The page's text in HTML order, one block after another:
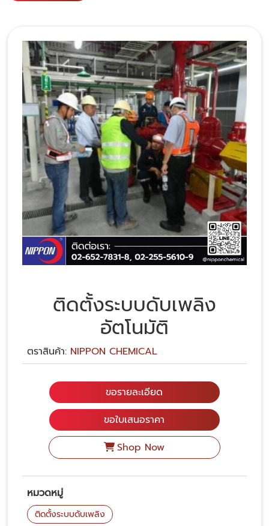
ติดตั้งระบบดับเพลิง
อัตโนมัติ
ตราสินค้า: NIPPON CHEMICAL
ขอรายละเอียด
ขอใบเสนอราคา
Shop Now
หมวดหมู่
ติดตั้งระบบดับเพลิง